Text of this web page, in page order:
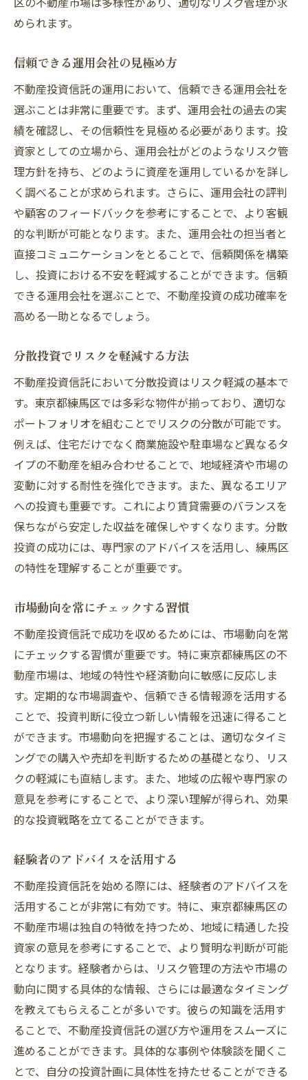
められます。
信頼できる運用会社の見極め方
不動産投資信託の運用において、信頼できる運用会社を
選ぶことは非常に重要です。まず、運用会社の過去の実
績を確認し、その信頼性を見極める必要があります。投
資家としての立場から、運用会社がどのようなリスク管
理方針を持ち、どのように資産を運用しているかを詳し
く調べることが求められます。さらに、運用会社の評判
や顧客のフィードバックを参考にすることで、より客観
的な判断が可能となります。また、運用会社の担当者と
直接コミュニケーションをとることで、信頼関係を構築
し、投資における不安を軽減することができます。信頼
できる運用会社を選ぶことで、不動産投資の成功確率を
高める一助となるでしょう。
分散投資でリスクを軽減する方法
不動産投資信託において分散投資はリスク軽減の基本で
す。東京都練馬区では多彩な物件が揃っており、適切な
ポートフォリオを組むことでリスクの分散が可能です。
例えば、住宅だけでなく商業施設や駐車場など異なるタ
イプの不動産を組み合わせることで、地域経済や市場の
変動に対する耐性を強化できます。また、異なるエリア
への投資も重要です。これにより賃貸需要のバランスを
保ちながら安定した収益を確保しやすくなります。分散
投資の成功には、専門家のアドバイスを活用し、練馬区
の特性を理解することが重要です。
市場動向を常にチェックする習慣
不動産投資信託で成功を収めるためには、市場動向を常
にチェックする習慣が重要です。特に東京都練馬区の不
動産市場は、地域の特性や経済動向に敏感に反応しま
す。定期的な市場調査や、信頼できる情報源を活用する
ことで、投資判断に役立つ新しい情報を迅速に得ること
ができます。市場動向を把握することは、適切なタイミ
ングでの購入や売却を判断するための基礎となり、リス
クの軽減にも直結します。また、地域の広報や専門家の
意見を参考にすることで、より深い理解が得られ、効果
的な投資戦略を立てることができます。
経験者のアドバイスを活用する
不動産投資信託を始める際には、経験者のアドバイスを
活用することが非常に有効です。特に、東京都練馬区の
不動産市場は独自の特徴を持つため、地域に精通した投
資家の意見を参考にすることで、より賢明な判断が可能
となります。経験者からは、リスク管理の方法や市場の
動向に関する具体的な情報、さらには最適なタイミング
を教えてもらえることが多いです。彼らの知識を活用す
ることで、不動産投資信託の選び方や運用をスムーズに
進めることができます。具体的な事例や体験談を聞くこ
とで、自分の投資計画に具体性を持たせることができる